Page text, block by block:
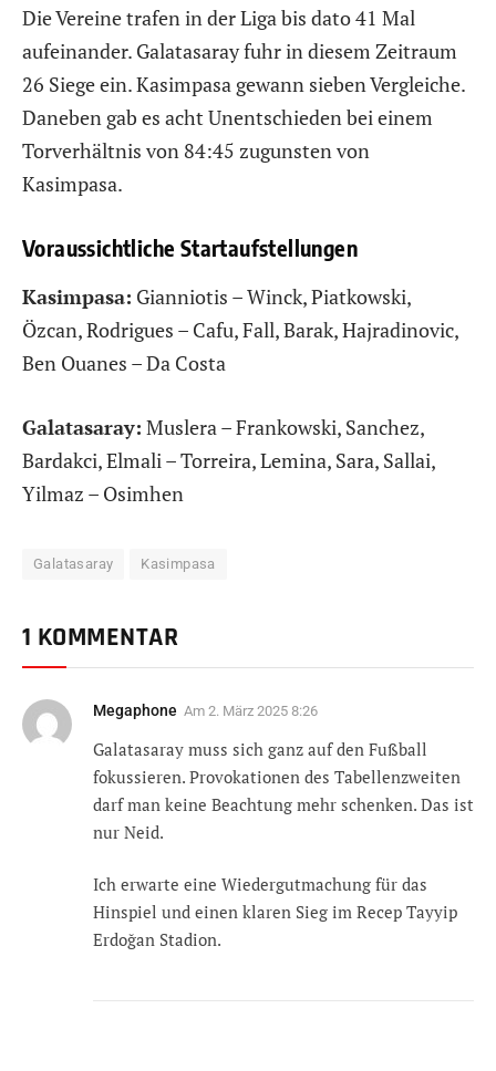
Die Vereine trafen in der Liga bis dato 41 Mal
aufeinander. Galatasaray fuhr in diesem Zeitraum
26 Siege ein. Kasimpasa gewann sieben Vergleiche.
Daneben gab es acht Unentschieden bei einem
Torverhältnis von 84:45 zugunsten von
Kasimpasa.
Voraussichtliche Startaufstellungen
Kasimpasa: Gianniotis – Winck, Piatkowski,
Özcan, Rodrigues – Cafu, Fall, Barak, Hajradinovic,
Ben Ouanes – Da Costa
Galatasaray: Muslera – Frankowski, Sanchez,
Bardakci, Elmali – Torreira, Lemina, Sara, Sallai,
Yilmaz – Osimhen
Galatasaray Kasimpasa
1 KOMMENTAR
Megaphone Am 2. März 2025 8:26
Galatasaray muss sich ganz auf den Fußball
fokussieren. Provokationen des Tabellenzweiten
darf man keine Beachtung mehr schenken. Das ist
nur Neid.
Ich erwarte eine Wiedergutmachung für das
Hinspiel und einen klaren Sieg im Recep Tayyip
Erdoğan Stadion.